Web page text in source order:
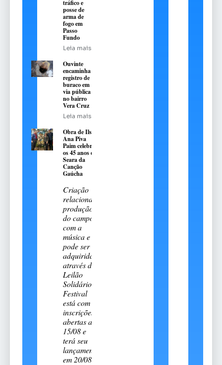
tráfico e
posse de
arma de
fogo em
Passo
Fundo
Leia mais
Ouvinte
encaminha
registro de
buraco em
via pública
no bairro
Vera Cruz
Leia mais
Obra de Ilse
Ana Piva
Paim celebra
os 45 anos da
Seara da
Canção
Gaúcha
Criação
relaciona a
produção
do campo
com a
música e
pode ser
adquirida
através do
Leilão
Solidário.
Festival
está com
inscrições
abertas até
15/08 e
terá seu
lançamento
em 20/08